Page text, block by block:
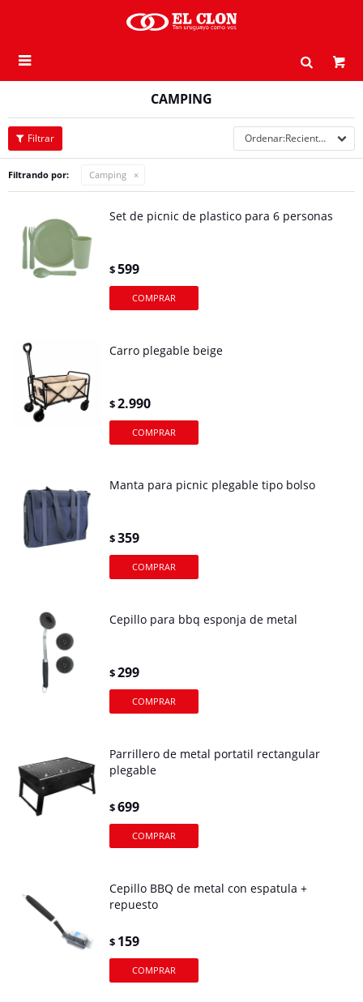

CAMPING
Recientes
Filtrando por: Camping
Set de picnic de plastico para 6 personas
$599
Carro plegable beige
$2.990
Manta para picnic plegable tipo bolso
$359
Cepillo para bbq esponja de metal
$299
Parrillero de metal portatil rectangular
plegable
$699
Cepillo BBQ de metal con espatula +
repuesto
$ 159